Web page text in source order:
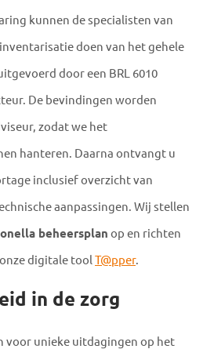
kunnen de specialisten van
doen van het gehele
door een BRL 6010
De bevindingen worden
zodat we het
hanteren. Daarna ontvangt u
inclusief overzicht van
aanpassingen. Wij stellen
beheersplan op en richten
digitale tool T@pper.
in de zorg
voor unieke uitdagingen op het